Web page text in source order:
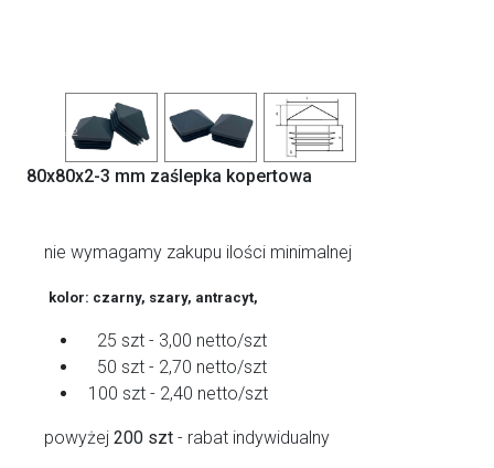
Previous
80x80x2-3 mm zaślepka kopertowa
nie wymagamy zakupu ilości minimalnej
kolor: czarny, szary, antracyt,
25 szt - 3,00 netto/szt
50 szt - 2,70 netto/szt
100 szt - 2,40 netto/szt
powyżej 200 szt - rabat indywidualny